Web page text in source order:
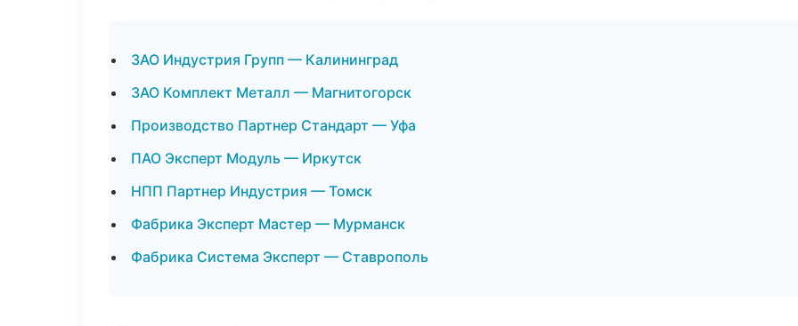
ЗАО Индустрия Групп — Калининград
ЗАО Комплект Металл — Магнитогорск
Производство Партнер Стандарт — Уфа
ПАО Эксперт Модуль — Иркутск
НПП Партнер Индустрия — Томск
Фабрика Эксперт Мастер — Мурманск
Фабрика Система Эксперт — Ставрополь